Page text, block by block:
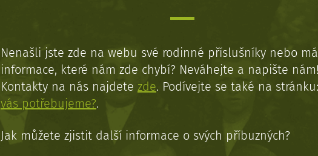
Nenašli jste zde na webu své rodinné příslušníky nebo
informace, které nám zde chybí? Neváhejte a napište nám!
Kontakty na nás najdete zde. Podívejte se také na stránku:
vás potřebujeme?.
Jak můžete zjistit další informace o svých příbuzných?